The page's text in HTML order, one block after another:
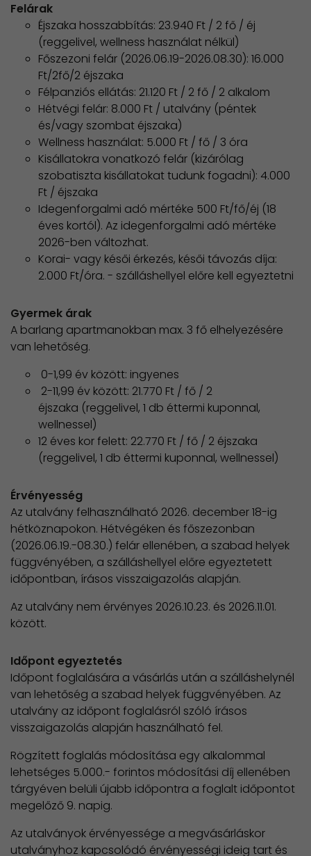
Felárak
Éjszaka hosszabbítás: 23.940 Ft / 2 fő / éj
(reggelivel, wellness használat nélkül)
Főszezoni felár (2026.06.19-2026.08.30): 16.000
Ft/2fő/2 éjszaka
Félpanziós ellátás: 21.120 Ft / 2 fő / 2 alkalom
Hétvégi felár: 8.000 Ft / utalvány (péntek
és/vagy szombat éjszaka)
Wellness használat: 5.000 Ft / fő / 3 óra
Kisállatokra vonatkozó felár (kizárólag
szobatiszta kisállatokat tudunk fogadni): 4.000
Ft / éjszaka
Idegenforgalmi adó mértéke 500 Ft/fő/éj (18
éves kortól). Az idegenforgalmi adó mértéke
2026-ben változhat.
Korai- vagy késői érkezés, késői távozás díja:
2.000 Ft/óra. - szálláshellyel előre kell egyeztetni
Gyermek árak
A barlang apartmanokban max. 3 fő elhelyezésére
van lehetőség.
0-1,99 év között: ingyenes
2-11,99 év között: 21.770 Ft / fő / 2
éjszaka (reggelivel, 1 db éttermi kuponnal,
wellnessel)
12 éves kor felett: 22.770 Ft / fő / 2 éjszaka
(reggelivel, 1 db éttermi kuponnal, wellnessel)
Érvényesség
Az utalvány felhasználható 2026. december 18-ig
hétköznapokon. Hétvégéken és főszezonban
(2026.06.19.-08.30.) felár ellenében, a szabad helyek
függvényében, a szálláshellyel előre egyeztetett
időpontban, írásos visszaigazolás alapján.
Az utalvány nem érvényes 2026.10.23. és 2026.11.01.
között.
Időpont egyeztetés
Időpont foglalására a vásárlás után a szálláshelynél
van lehetőség a szabad helyek függvényében. Az
utalvány az időpont foglalásról szóló írásos
visszaigazolás alapján használható fel.
Rögzített foglalás módosítása egy alkalommal
lehetséges 5.000.- forintos módosítási díj ellenében
tárgyéven belüli újabb időpontra a foglalt időpontot
megelőző 9. napig.
Az utalványok érvényessége a megvásárláskor
utalványhoz kapcsolódó érvényességi ideig tart és